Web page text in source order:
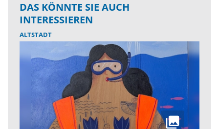
DAS KÖNNTE SIE AUCH
INTERESSIEREN
ALTSTADT